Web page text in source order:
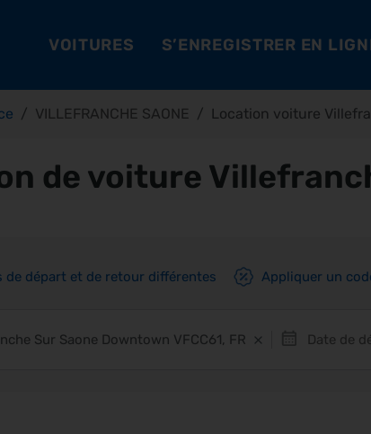
VOITURES S’ENREGISTRER EN
VILLEFRANCHE SAONE Location voiture
de voiture
de départ et de retour différentes Appliquer un